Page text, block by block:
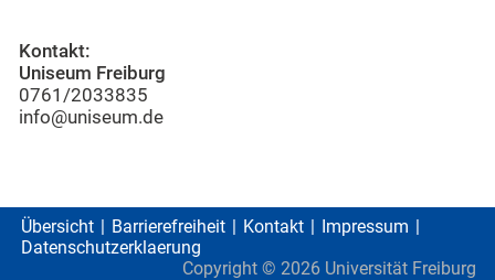
Kontakt:
Uniseum Freiburg
0761/2033835
info@uniseum.de
Übersicht Barrierefreiheit Kontakt
Impressum
Datenschutzerklaerung
Copyright © 2026 Universität Freiburg